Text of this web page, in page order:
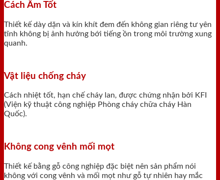
Cách Âm Tốt
Thiết kế dày dặn và kín khít đem đến không gian riêng tư yên
tĩnh không bị ảnh hưởng bới tiếng ồn trong môi trường xung
quanh.
Vật liệu chống cháy
Cách nhiệt tốt, hạn chế cháy lan, được chứng nhận bởi KFI
(Viện kỹ thuật công nghiệp Phòng cháy chữa cháy Hàn
Quốc).
Không cong vênh mối mọt
Thiết kế bằng gỗ công nghiệp đặc biệt nên sản phẩm nói
không với cong vênh và mối mọt như gỗ tự nhiên hay mắc